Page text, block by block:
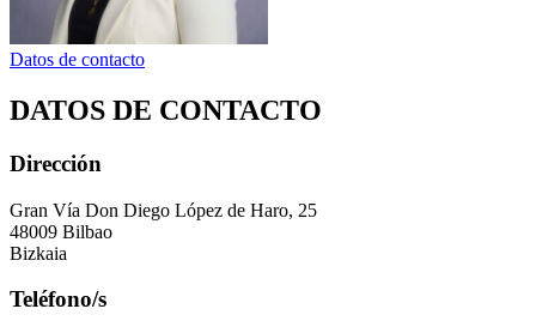
Datos de contacto
DATOS DE CONTACTO
Dirección
Gran Vía Don Diego López de Haro, 25
48009 Bilbao
Bizkaia
Teléfono/s